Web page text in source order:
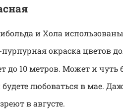
и Хола
окраска цветов
до 10 метров. Может и чуть
любоваться в мае.
в августе.